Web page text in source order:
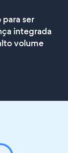
ser
integrada
volume